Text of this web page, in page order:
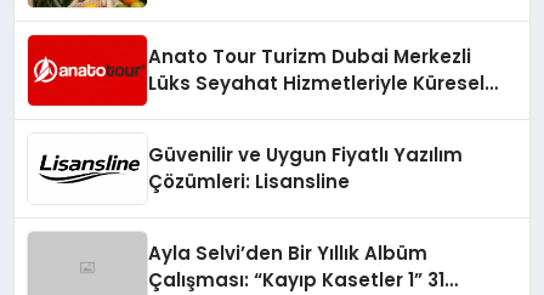
Anato Tour Turizm Dubai Merkezli
Lüks Seyahat Hizmetleriyle Küresel
Güvenilir ve Uygun Fiyatlı Yazılım
Çözümleri: Lisansline
Ayla Selvi’den Bir Yıllık Albüm
Çalışması: “Kayıp Kasetler 1” 31